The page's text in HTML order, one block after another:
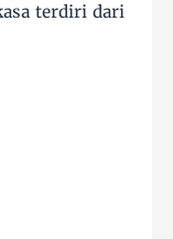
terdiri dari